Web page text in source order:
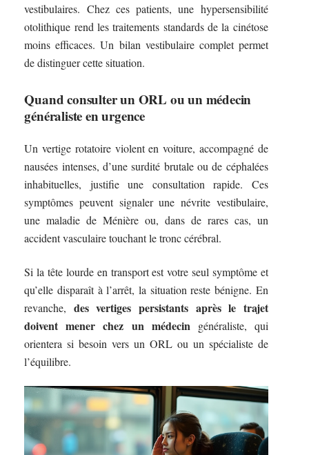
vestibulaires. Chez ces patients, une hypersensibilité
otolithique rend les traitements standards de la cinétose
moins efficaces. Un bilan vestibulaire complet permet
de distinguer cette situation.
Quand consulter un ORL ou un médecin
généraliste en urgence
Un vertige rotatoire violent en voiture, accompagné de
nausées intenses, d’une surdité brutale ou de céphalées
inhabituelles, justifie une consultation rapide. Ces
symptômes peuvent signaler une névrite vestibulaire,
une maladie de Ménière ou, dans de rares cas, un
accident vasculaire touchant le tronc cérébral.
Si la tête lourde en transport est votre seul symptôme et
qu’elle disparaît à l’arrêt, la situation reste bénigne. En
revanche, des vertiges persistants après le trajet
doivent mener chez un médecin généraliste, qui
orientera si besoin vers un ORL ou un spécialiste de
l’équilibre.